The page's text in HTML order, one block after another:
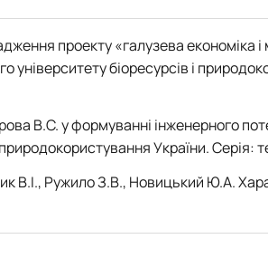
проекту «галузева
біоресурсів і
В.С. у формуванні інженерного
України.
Ружило З.В., Новицький Ю.А.